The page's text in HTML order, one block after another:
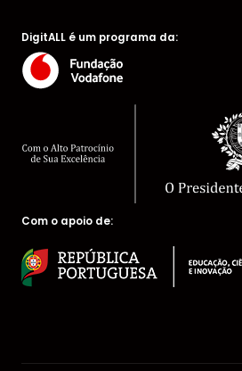
DigitALL é um programa da:
Com o apoio de: